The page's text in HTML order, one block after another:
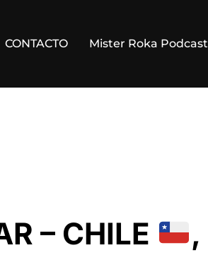
CONTACTO Mister Roka Podcast
– CHILE
,